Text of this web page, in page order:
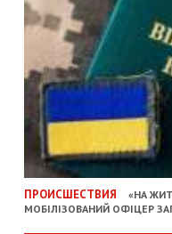
ПРОИСШЕСТВИЯ
«НА
МОБІЛІЗОВАНИЙ ОФІЦЕР